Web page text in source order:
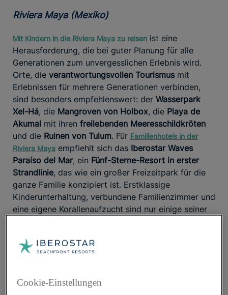
Riviera Maya (Mexiko)
Mit Kindern in die Riviera Maya zu reisen ist eine
Herausforderung, die bei guter Planung für alle
Generationen zum unvergesslichen Erlebnis wird.
Orte, die verantwortungsvollen Tourismus mit
Erlebnissen für mehrere Generationen verbinden,
sind besonders empfehlenswert: der Wasserpark
Xel-Há, die Mangroven von Holbox, die Playa de
Akumal mit ihren freilebenden Meeresschildkröten
und die Ruinen von Tulum. Für Familienhotels in der
Riviera Maya empfiehlt sich das Iberostar Waves
Paraíso del Mar, ein Fünf-Sterne-Resort in erster
Strandlinie, das wie ein großer Freizeitpark für die
ganze Familie konzipiert ist. Erstklassige
Kinderunterhaltung, verbundene Familienzimmer und
eine eigene Korallenaufzucht sind nur einige seiner
Punta Cana (Dominikanische Republik)
Schnorcheltouren zwischen Korallenriffen, Ausflüge
Cookie-Einstellungen